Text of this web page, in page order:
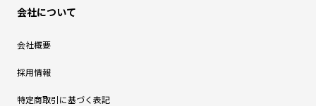
会社について
会社概要
採用情報
特定商取引に基づく表記